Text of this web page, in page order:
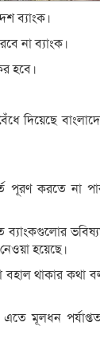
ব্যাংক।
না ব্যাংক।
হবে।
দিয়েছে
পূরণ করতে না
ব্যাংকগুলোর
হয়েছে।
বহাল থাকার কথা
মূলধন